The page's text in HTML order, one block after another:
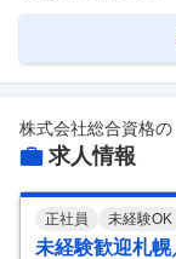
株式会社総合資格の
求人情報
正社員 未経験OK
未経験歓迎札